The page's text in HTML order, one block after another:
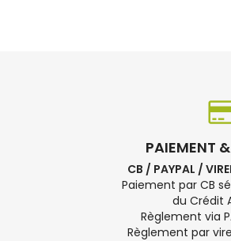
PAIEMENT
CB / PAYPAL /
Paiement par CB
du Crédit
Règlement via
Règlement par